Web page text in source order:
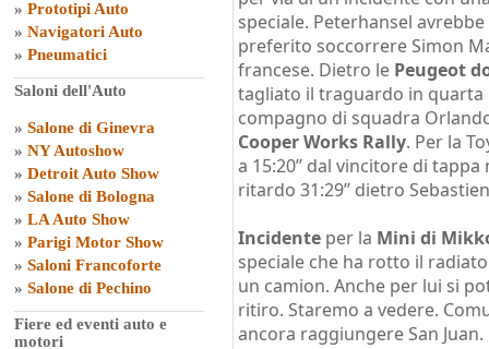
» Prototipi Auto
» Navigatori Auto
» Pneumatici
Saloni dell'Auto
» Salone di Ginevra
» NY Autoshow
» Detroit Auto Show
» Salone di Bologna
» LA Auto Show
» Parigi Motor Show
» Saloni Francoforte
» Salone di Pechino
Fiere ed eventi auto e
motori
speciale. Peterhansel
preferito soccorrere Simon
francese. Dietro le Peugeot
tagliato il traguardo in quarta
compagno di squadra
Cooper Works Rally. Per la
a 15:20’’ dal vincitore di
ritardo 31:29’’ dietro
Incidente per la Mini di
speciale che ha rotto il
un camion. Anche per lui si
ritiro. Staremo a vedere.
ancora raggiungere San